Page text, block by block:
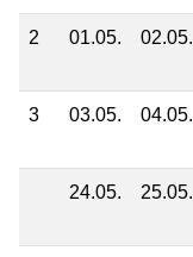
2 01.05. 02.05.
3 03.05. 04.05.
24.05. 25.05.